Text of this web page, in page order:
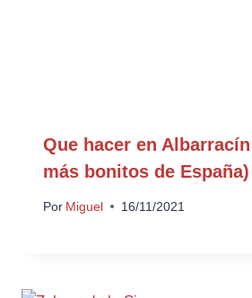
Que hacer en
más bonitos de España)
Por Miguel 16/11/2021